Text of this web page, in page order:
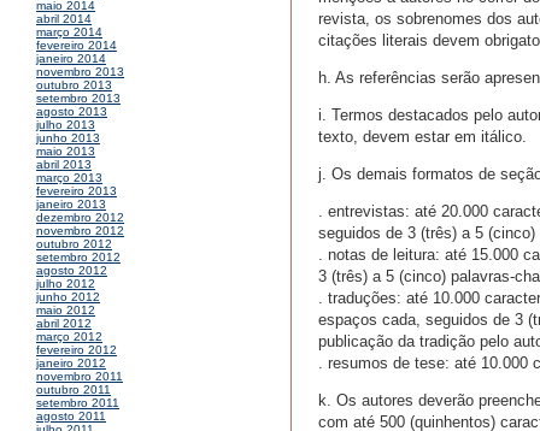
maio 2014
abril 2014
março 2014
fevereiro 2014
janeiro 2014
novembro 2013
outubro 2013
setembro 2013
agosto 2013
julho 2013
junho 2013
maio 2013
abril 2013
março 2013
fevereiro 2013
janeiro 2013
dezembro 2012
novembro 2012
outubro 2012
setembro 2012
agosto 2012
julho 2012
junho 2012
maio 2012
abril 2012
março 2012
fevereiro 2012
janeiro 2012
novembro 2011
outubro 2011
setembro 2011
agosto 2011
revista, os sobrenomes dos
citações literais devem
h. As referências serão
i. Termos destacados pelo
texto, devem estar em itálico.
j. Os demais formatos de
. entrevistas: até 20.000
seguidos de 3 (três) a 5
. notas de leitura: até 15.000
3 (três) a 5 (cinco) palavras-
. traduções: até 10.000
espaços cada, seguidos de 3
publicação da tradição pelo
. resumos de tese: até 10.000
k. Os autores deverão
com até 500 (quinhentos)